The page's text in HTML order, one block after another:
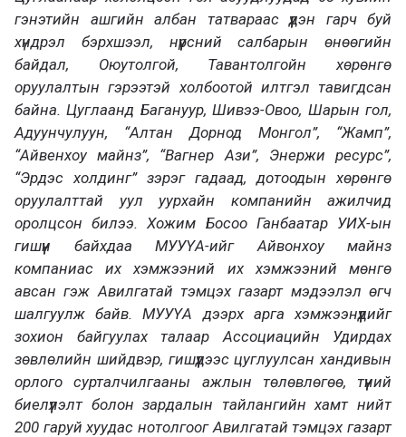
гэнэтийн ашгийн албан татвараас үүдэн гарч буй
хүндрэл бэрхшээл, нүүрсний салбарын өнөөгийн
байдал, Оюутолгой, Тавантолгойн хөрөнгө
оруулалтын гэрээтэй холбоотой илтгэл тавигдсан
байна. Цуглаанд Багануур, Шивээ-Овоо, Шарын гол,
Адуунчулуун, “Алтан Дорнод Монгол”, “Жамп”,
“Айвенхоу майнз”, “Вагнер Ази”, Энержи ресурс”,
“Эрдэс холдинг” зэрэг гадаад, дотоодын хөрөнгө
оруулалттай уул уурхайн компанийн ажилчид
оролцсон билээ. Хожим Босоо Ганбаатар УИХ-ын
гишүүн байхдаа МУУҮА-ийг Айвонхоу майнз
компаниас их хэмжээний их хэмжээний мөнгө
авсан гэж Авилгатай тэмцэх газарт мэдээлэл өгч
шалгуулж байв. МУУҮА дээрх арга хэмжээнүүдийг
зохион байгуулах талаар Ассоциацийн Удирдах
зөвлөлийн шийдвэр, гишүүдээс цуглуулсан хандивын
орлого сурталчилгааны ажлын төлөвлөгөө, түүний
биелүүлэлт болон зардалын тайлангийн хамт нийт
200 гаруй хуудас нотолгоог Авилгатай тэмцэх газарт